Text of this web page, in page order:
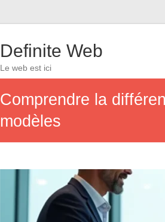
Definite Web
Le web est ici
Comprendre la
modèles